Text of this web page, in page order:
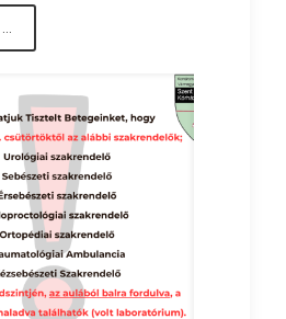
-
Ásványvízzel
Kollégáink
munkáját